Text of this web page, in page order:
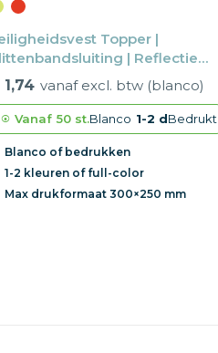
Topper |
| Reflectie
| S-3XL
vanaf excl. btw (blanco)
Vanaf 50 st.Blanco 1-2 dBedrukt
Blanco of bedrukken
1-2 kleuren of full-color
Max drukformaat 300×250 mm